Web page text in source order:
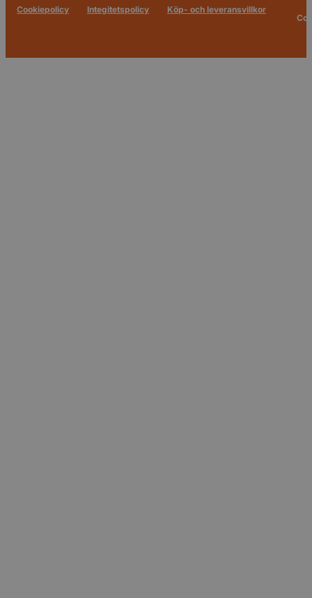
Cookiepolicy Integitetspolicy
Köp- och leveransvillkor